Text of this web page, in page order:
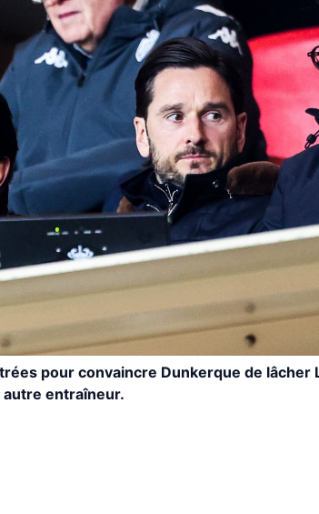
pour convaincre Dunkerque de lâcher
entraîneur.